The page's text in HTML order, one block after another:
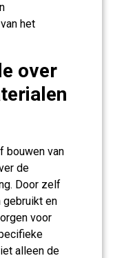
het
over
bouwen van
de
Door zelf
en
voor
alleen de